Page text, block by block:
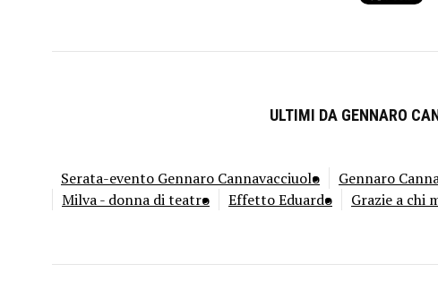
ULTIMI DA GENNARO
Serata-evento Gennaro Cannavacciuolo
Gennaro
Milva - donna di teatro
Effetto Eduardo Grazie a chi